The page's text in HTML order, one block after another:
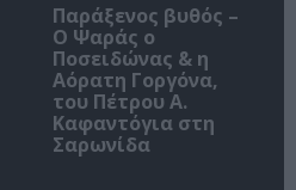
Παράξενος βυθός –
Ο Ψαράς ο
Ποσειδώνας & η
Αόρατη Γοργόνα,
του Πέτρου Α.
Καφαντόγια στη
Σαρωνίδα